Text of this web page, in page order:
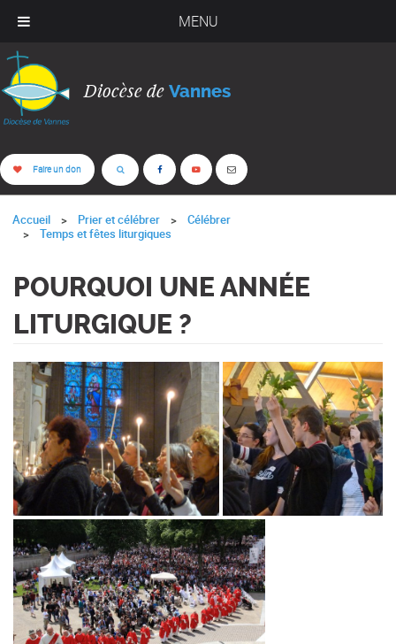
MENU
Diocèse de Vannes
Faire un don
Accueil Prier et célébrer
Célébrer
Temps et fêtes liturgiques
POURQUOI UNE ANNÉE
LITURGIQUE ?